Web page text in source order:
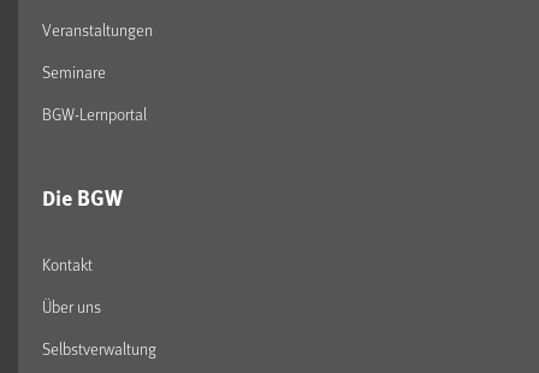
Veranstaltungen
Seminare
BGW-Lernportal
Die BGW
Kontakt
Über uns
Selbstverwaltung